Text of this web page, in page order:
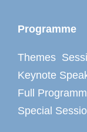
Programme
Themes
Keynote
Full
Special